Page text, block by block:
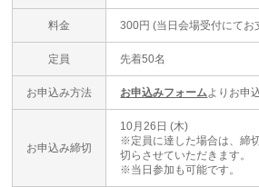
料金 300円 (当日会場受付にてお
定員 先着50名
お申込み方法 お申込みフォームよりお申
お申込み締切
10月26日 (木)
※定員に達した場合は、締
切らさせていただきます。
※当日参加も可能です。